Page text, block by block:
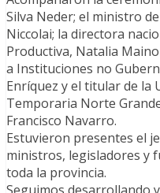
Silva Neder; el ministro
Niccolai; la directora
Productiva, Natalia
a Instituciones no
Enríquez y el titular de la
Temporaria Norte
Francisco Navarro.
Estuvieron presentes el
ministros, legisladores y
toda la provincia.